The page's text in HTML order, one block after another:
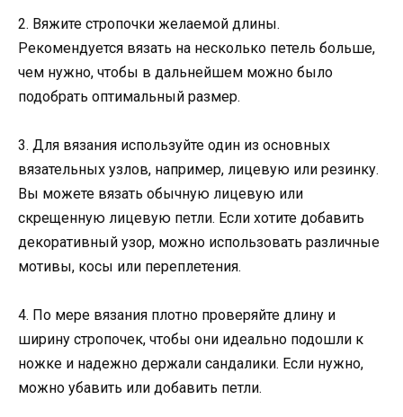
2. Вяжите стропочки желаемой длины.
Рекомендуется вязать на несколько петель больше,
чем нужно, чтобы в дальнейшем можно было
подобрать оптимальный размер.
3. Для вязания используйте один из основных
вязательных узлов, например, лицевую или резинку.
Вы можете вязать обычную лицевую или
скрещенную лицевую петли. Если хотите добавить
декоративный узор, можно использовать различные
мотивы, косы или переплетения.
4. По мере вязания плотно проверяйте длину и
ширину стропочек, чтобы они идеально подошли к
ножке и надежно держали сандалики. Если нужно,
можно убавить или добавить петли.